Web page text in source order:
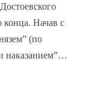
конца. Начав с
(по
наказанием”…